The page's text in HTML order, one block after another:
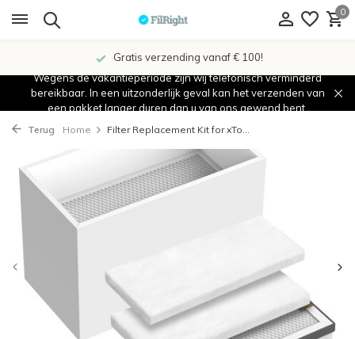
0
Gratis verzending vanaf € 100!
Wegens de vakantieperiode zijn wij telefonisch verminderd
bereikbaar. In een uitzonderlijk geval kan het verzenden van
een pakket langer duren dan u van ons gewend bent.
Terug Home Filter Replacement Kit for xTo...